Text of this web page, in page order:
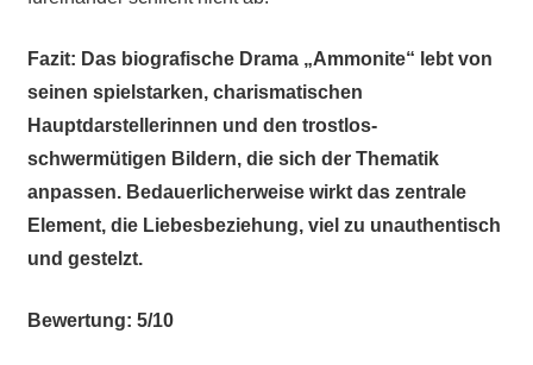
Fazit: Das biografische Drama „Ammonite“ lebt von
seinen spielstarken, charismatischen
Hauptdarstellerinnen und den trostlos-
schwermütigen Bildern, die sich der Thematik
anpassen. Bedauerlicherweise wirkt das zentrale
Element, die Liebesbeziehung, viel zu unauthentisch
und gestelzt.
Bewertung: 5/10